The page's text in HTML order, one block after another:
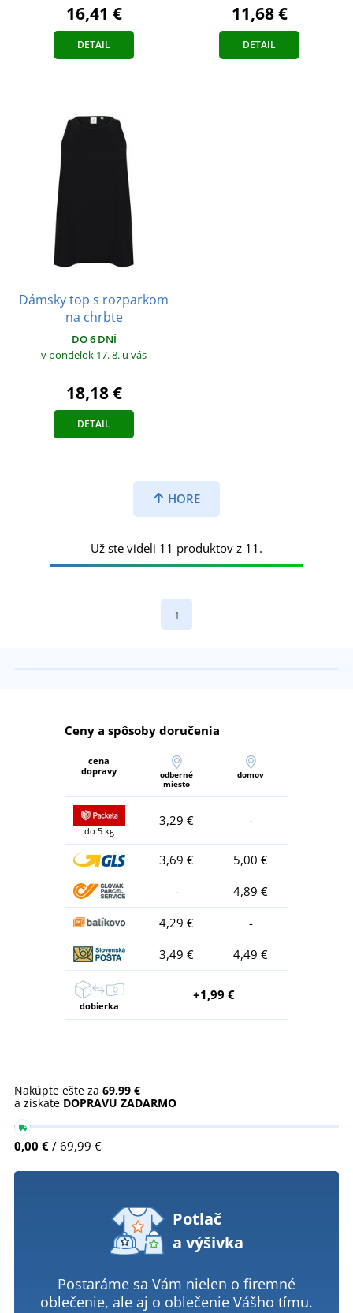
16,41 €
DETAIL
11,68 €
DETAIL
Dámsky top s rozparkom
na chrbte
DO 6 DNÍ
v pondelok 17. 8. u vás
18,18 €
DETAIL
HORE
Už ste videli 11 produktov z 11.
1
Ceny a spôsoby doručenia
cena
dopravy
odberné
miesto
domov
do 5 kg
3,29 € -
3,69 €
5,00 €
-
4,89 €
4,29 €
-
3,49 €
4,49 €
dobierka
+1,99 €
Nakúpte ešte za 69,99 €
a získate DOPRAVU ZADARMO
0,00 € / 69,99 €
Potlač
a výšivka
Postaráme sa Vám nielen o firemné
oblečenie, ale aj o oblečenie Vášho tímu.